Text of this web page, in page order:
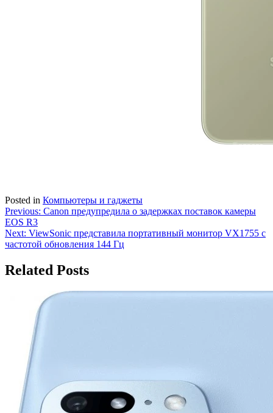
Posted in Компьютеры и гаджеты
Навигация
по
записям
Previous: Canon предупредила о задержках поставок камеры
EOS R3
Next: ViewSonic представила портативный монитор VX1755 с
частотой обновления 144 Гц
Related Posts